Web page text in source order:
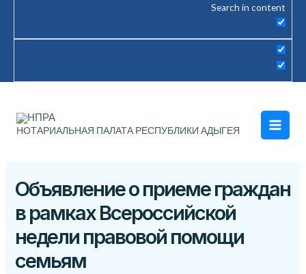
Search in content
НОТАРИАЛЬНАЯ ПАЛАТА РЕСПУБЛИКИ АДЫГЕЯ
Menu
Объявление о приеме граждан
в рамках Всероссийской
недели правовой помощи
семьям